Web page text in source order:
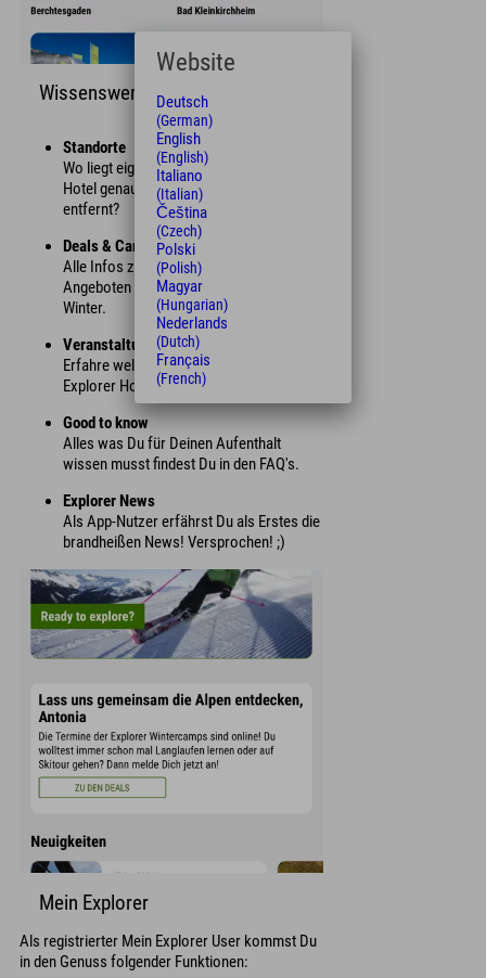
Wissenswertes
Standorte
Wo liegt eigentlich welches Explorer
Hotel genau und wie weit bist Du davon
entfernt?
Deals & Camps
Alle Infos zu unseren aktuellen
Angeboten & Camps im Sommer und
Winter.
Veranstaltungen
Erfahre welche Events in der Nähe der
Explorer Hotels stattfinden.
Good to know
Alles was Du für Deinen Aufenthalt
wissen musst findest Du in den FAQ's.
Explorer News
Als App-Nutzer erfährst Du als Erstes die
brandheißen News! Versprochen! ;)
Mein Explorer
Als registrierter Mein Explorer User kommst Du
in den Genuss folgender Funktionen:
Website
Deutsch
(German)
English
(English)
Italiano
(Italian)
Čeština
(Czech)
Polski
(Polish)
Magyar
(Hungarian)
Nederlands
(Dutch)
Français
(French)